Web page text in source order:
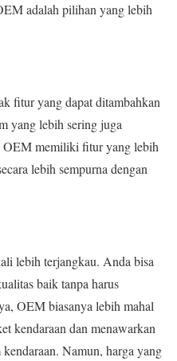
adalah pilihan yang lebih
fitur yang dapat ditambahkan
yang lebih sering juga
OEM memiliki fitur yang lebih
lebih sempurna dengan
lebih terjangkau. Anda bisa
baik tanpa harus
OEM biasanya lebih mahal
kendaraan dan menawarkan
Namun, harga yang